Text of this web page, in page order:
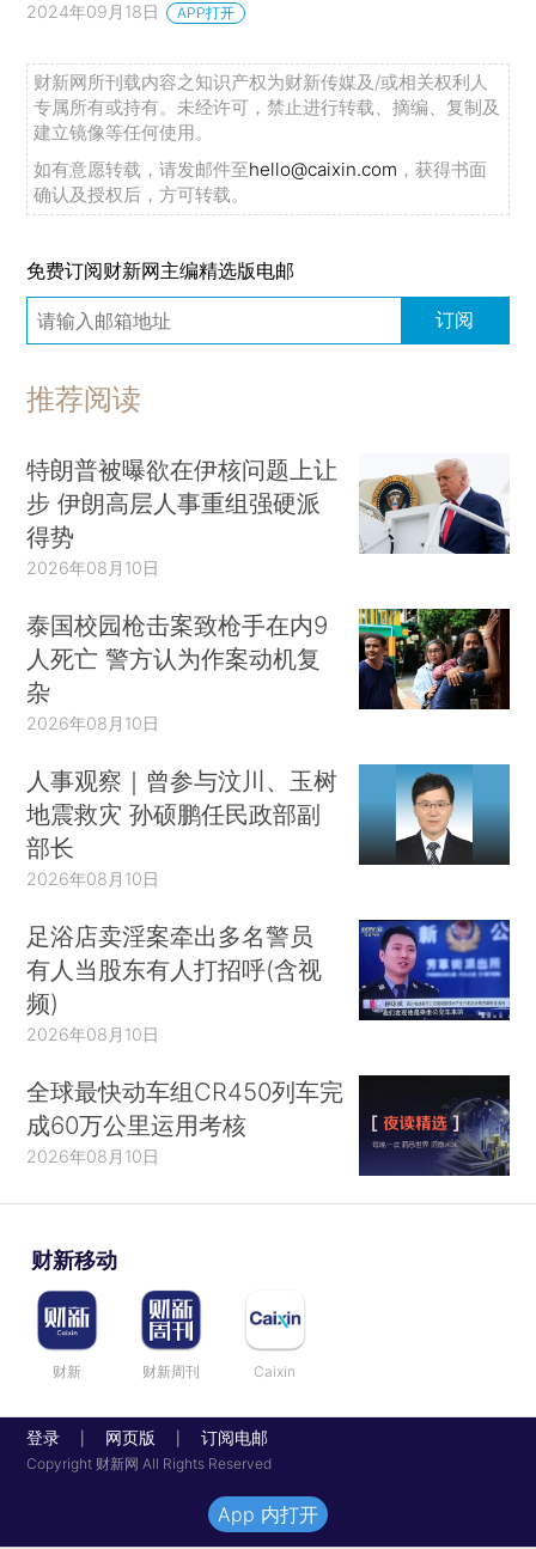
2024年09月18日 APP打开
财新网所刊载内容之知识产权为财新传媒及/或相关权利人
专属所有或持有。未经许可，禁止进行转载、摘编、复制及
建立镜像等任何使用。
如有意愿转载，请发邮件至hello@caixin.com ，获得书面
确认及授权后，方可转载。
免费订阅财新网主编精选版电邮
订阅
推荐阅读
特朗普被曝欲在伊核问题上让
步 伊朗高层人事重组强硬派
得势
2026年08月10日
泰国校园枪击案致枪手在内9
人死亡 警方认为作案动机复
杂
2026年08月10日
人事观察｜曾参与汶川、玉树
地震救灾 孙硕鹏任民政部副
部长
2026年08月10日
足浴店卖淫案牵出多名警员
有人当股东有人打招呼(含视
频)
2026年08月10日
全球最快动车组CR450列车完
成60万公里运用考核
2026年08月10日
财新移动
财新 财新周刊 Caixin
登录 网页版 订阅电邮
Copyright 财新网 All Rights Reserved
App 内打开